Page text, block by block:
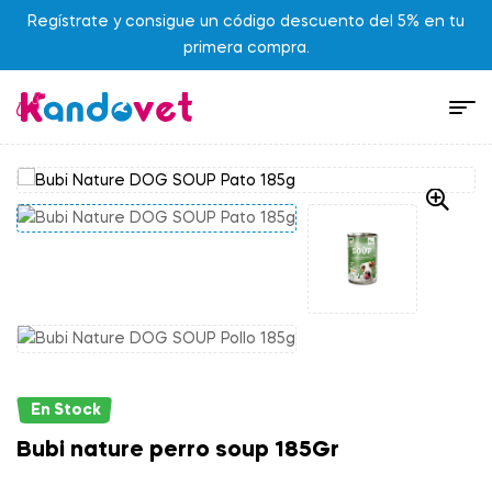
Regístrate y consigue un código descuento del 5% en tu
primera compra.
En Stock
Bubi nature perro soup 185Gr